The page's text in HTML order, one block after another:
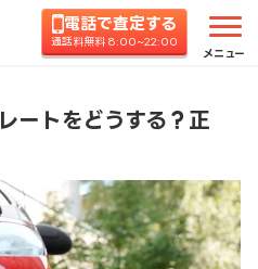
電話で査定する
通話料無料 8:00~22:00
メニュー
車の手続き・処分ガイド 廃
ートをどうする？正